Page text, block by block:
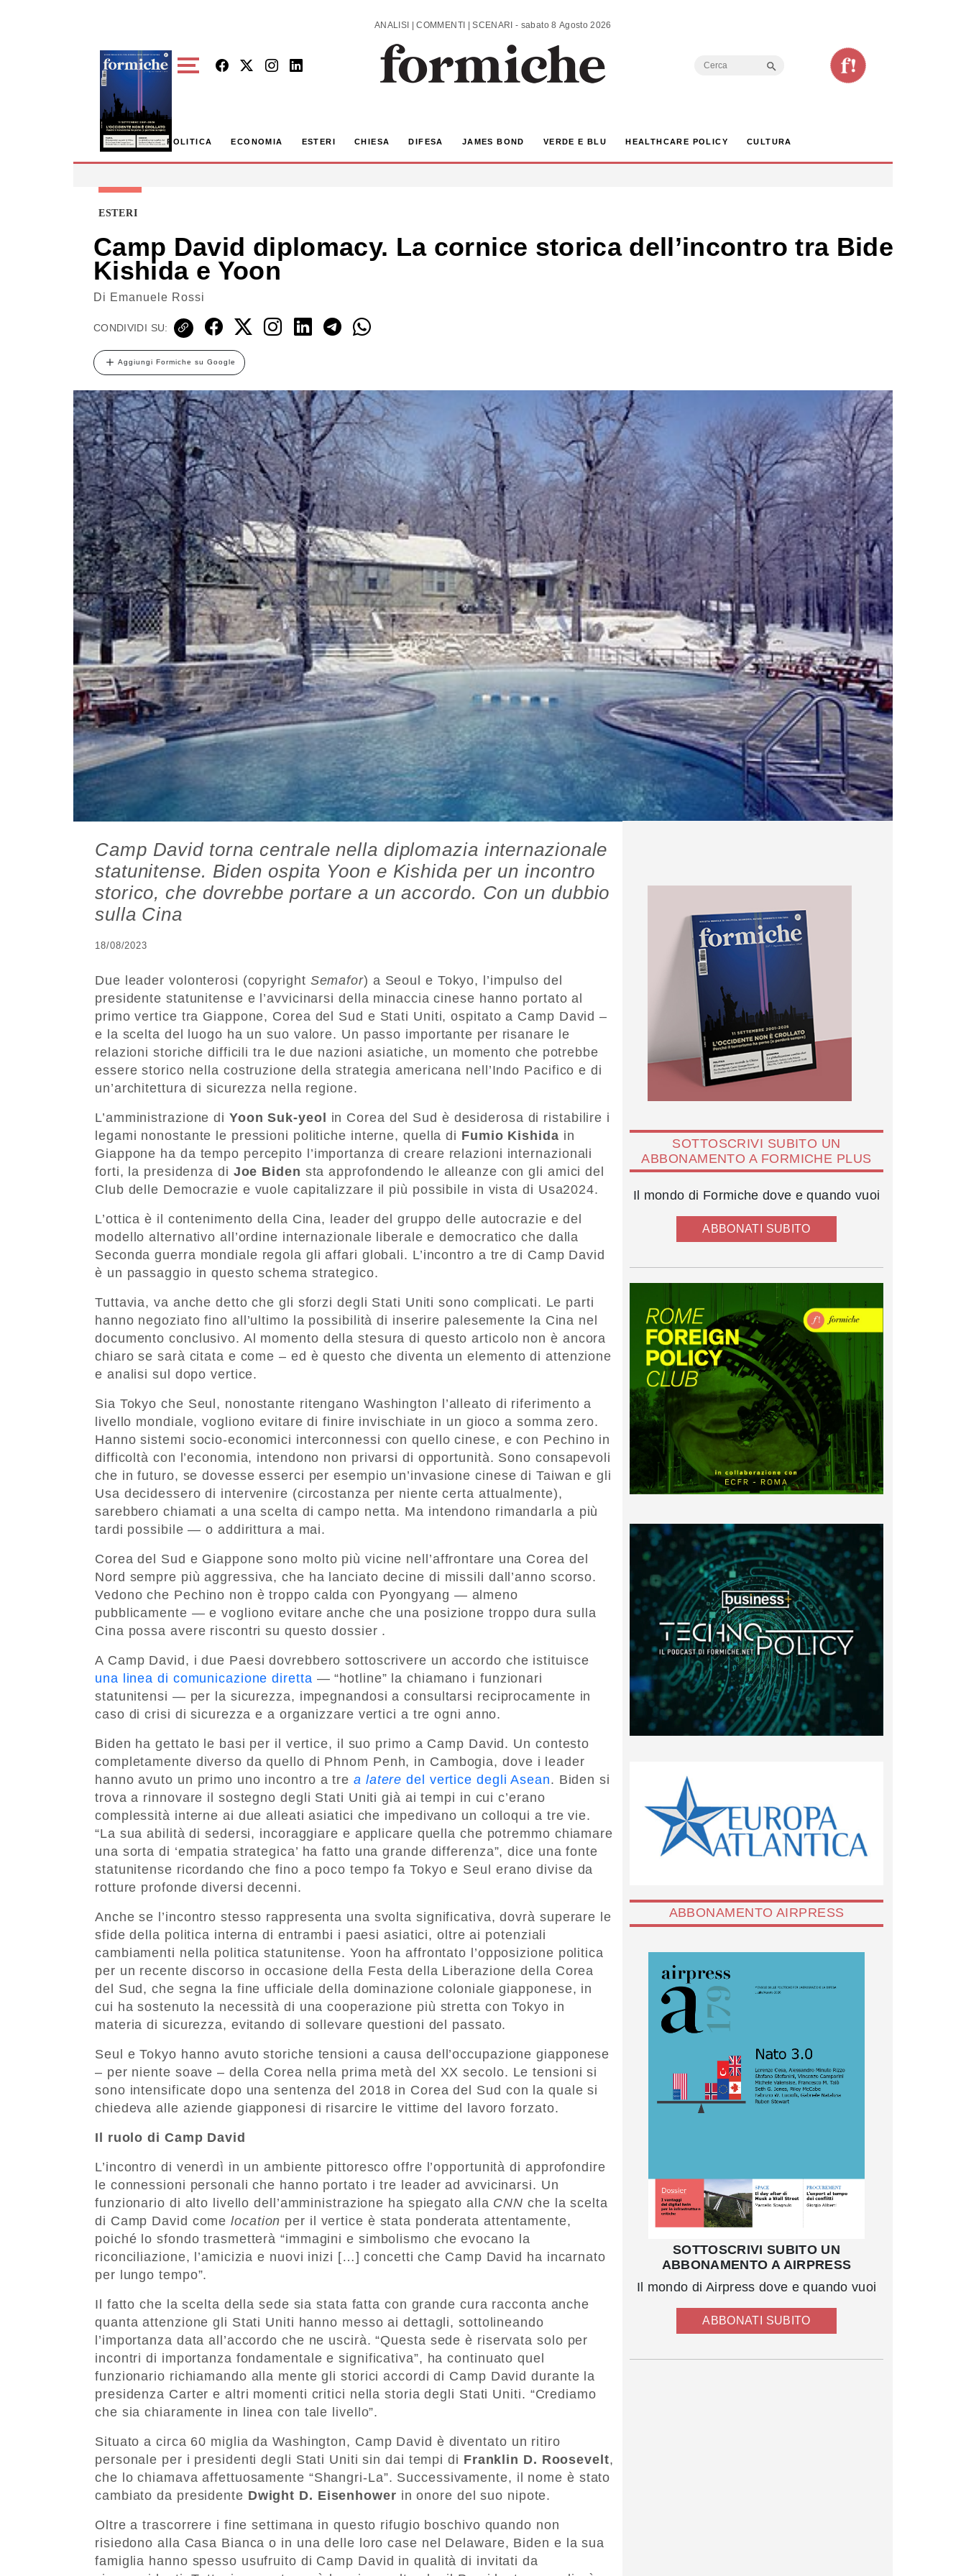
ANALISI | COMMENTI | SCENARI - sabato 8 Agosto 2026
Search
POLITICA ECONOMIA ESTERI CHIESA DIFESA JAMES BOND VERDE E BLU HEALTHCARE POLICY CULTURA
ESTERI
Camp David diplomacy. La cornice storica dell’incontro tra Biden,
Kishida e Yoon
Di Emanuele Rossi
CONDIVIDI SU:
Aggiungi Formiche su Google
Camp David torna centrale nella diplomazia internazionale
statunitense. Biden ospita Yoon e Kishida per un incontro
storico, che dovrebbe portare a un accordo. Con un dubbio
sulla Cina
18/08/2023
Due leader volonterosi (copyright Semafor) a Seoul e Tokyo, l’impulso del
presidente statunitense e l’avvicinarsi della minaccia cinese hanno portato al
primo vertice tra Giappone, Corea del Sud e Stati Uniti, ospitato a Camp David –
e la scelta del luogo ha un suo valore. Un passo importante per risanare le
relazioni storiche difficili tra le due nazioni asiatiche, un momento che potrebbe
essere storico nella costruzione della strategia americana nell’Indo Pacifico e di
un’architettura di sicurezza nella regione.
L’amministrazione di Yoon Suk-yeol in Corea del Sud è desiderosa di ristabilire i
legami nonostante le pressioni politiche interne, quella di Fumio Kishida in
Giappone ha da tempo percepito l’importanza di creare relazioni internazionali
forti, la presidenza di Joe Biden sta approfondendo le alleanze con gli amici del
Club delle Democrazie e vuole capitalizzare il più possibile in vista di Usa2024.
L’ottica è il contenimento della Cina, leader del gruppo delle autocrazie e del
modello alternativo all’ordine internazionale liberale e democratico che dalla
Seconda guerra mondiale regola gli affari globali. L’incontro a tre di Camp David
è un passaggio in questo schema strategico.
Tuttavia, va anche detto che gli sforzi degli Stati Uniti sono complicati. Le parti
hanno negoziato fino all’ultimo la possibilità di inserire palesemente la Cina nel
documento conclusivo. Al momento della stesura di questo articolo non è ancora
chiaro se sarà citata e come – ed è questo che diventa un elemento di attenzione
e analisi sul dopo vertice.
Sia Tokyo che Seul, nonostante ritengano Washington l’alleato di riferimento a
livello mondiale, vogliono evitare di finire invischiate in un gioco a somma zero.
Hanno sistemi socio-economici interconnessi con quello cinese, e con Pechino in
difficoltà con l’economia, intendono non privarsi di opportunità. Sono consapevoli
che in futuro, se dovesse esserci per esempio un’invasione cinese di Taiwan e gli
Usa decidessero di intervenire (circostanza per niente certa attualmente),
sarebbero chiamati a una scelta di campo netta. Ma intendono rimandarla a più
tardi possibile — o addirittura a mai.
Corea del Sud e Giappone sono molto più vicine nell’affrontare una Corea del
Nord sempre più aggressiva, che ha lanciato decine di missili dall’anno scorso.
Vedono che Pechino non è troppo calda con Pyongyang — almeno
pubblicamente — e vogliono evitare anche che una posizione troppo dura sulla
Cina possa avere riscontri su questo dossier .
A Camp David, i due Paesi dovrebbero sottoscrivere un accordo che istituisce
una linea di comunicazione diretta — “hotline” la chiamano i funzionari
statunitensi — per la sicurezza, impegnandosi a consultarsi reciprocamente in
caso di crisi di sicurezza e a organizzare vertici a tre ogni anno.
Biden ha gettato le basi per il vertice, il suo primo a Camp David. Un contesto
completamente diverso da quello di Phnom Penh, in Cambogia, dove i leader
hanno avuto un primo uno incontro a tre a latere del vertice degli Asean. Biden si
trova a rinnovare il sostegno degli Stati Uniti già ai tempi in cui c’erano
complessità interne ai due alleati asiatici che impedivano un colloqui a tre vie.
“La sua abilità di sedersi, incoraggiare e applicare quella che potremmo chiamare
una sorta di ‘empatia strategica’ ha fatto una grande differenza”, dice una fonte
statunitense ricordando che fino a poco tempo fa Tokyo e Seul erano divise da
rotture profonde diversi decenni.
Anche se l’incontro stesso rappresenta una svolta significativa, dovrà superare le
sfide della politica interna di entrambi i paesi asiatici, oltre ai potenziali
cambiamenti nella politica statunitense. Yoon ha affrontato l’opposizione politica
per un recente discorso in occasione della Festa della Liberazione della Corea
del Sud, che segna la fine ufficiale della dominazione coloniale giapponese, in
cui ha sostenuto la necessità di una cooperazione più stretta con Tokyo in
materia di sicurezza, evitando di sollevare questioni del passato.
Seul e Tokyo hanno avuto storiche tensioni a causa dell’occupazione giapponese
– per niente soave – della Corea nella prima metà del XX secolo. Le tensioni si
sono intensificate dopo una sentenza del 2018 in Corea del Sud con la quale si
chiedeva alle aziende giapponesi di risarcire le vittime del lavoro forzato.
Il ruolo di Camp David
L’incontro di venerdì in un ambiente pittoresco offre l’opportunità di approfondire
le connessioni personali che hanno portato i tre leader ad avvicinarsi. Un
funzionario di alto livello dell’amministrazione ha spiegato alla CNN che la scelta
di Camp David comelocation per il vertice è stata ponderata attentamente,
poiché lo sfondo trasmetterà “immagini e simbolismo che evocano la
riconciliazione, l’amicizia e nuovi inizi […] concetti che Camp David ha incarnato
per lungo tempo”.
Il fatto che la scelta della sede sia stata fatta con grande cura racconta anche
quanta attenzione gli Stati Uniti hanno messo ai dettagli, sottolineando
l’importanza data all’accordo che ne uscirà. “Questa sede è riservata solo per
incontri di importanza fondamentale e significativa”, ha continuato quel
funzionario richiamando alla mente gli storici accordi di Camp David durante la
presidenza Carter e altri momenti critici nella storia degli Stati Uniti. “Crediamo
che sia chiaramente in linea con tale livello”.
Situato a circa 60 miglia da Washington, Camp David è diventato un ritiro
personale per i presidenti degli Stati Uniti sin dai tempi di Franklin D. Roosevelt,
che lo chiamava affettuosamente “Shangri-La”. Successivamente, il nome è stato
cambiato da presidente Dwight D. Eisenhower in onore del suo nipote.
Oltre a trascorrere i fine settimana in questo rifugio boschivo quando non
risiedono alla Casa Bianca o in una delle loro case nel Delaware, Biden e la sua
famiglia hanno spesso usufruito di Camp David in qualità di invitati da
SOTTOSCRIVI SUBITO UN
ABBONAMENTO A FORMICHE PLUS
Il mondo di Formiche dove e quando vuoi
ABBONATI SUBITO
ABBONAMENTO AIRPRESS
SOTTOSCRIVI SUBITO UN
ABBONAMENTO A AIRPRESS
Il mondo di Airpress dove e quando vuoi
ABBONATI SUBITO